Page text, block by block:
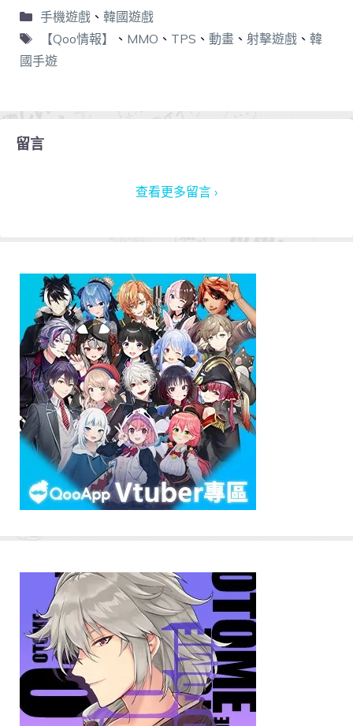
手機遊戲、 韓國遊戲
【Qoo情報】
、 MMO 、 TPS 、 動畫、 射擊遊戲、 韓
國手遊
留言
查看更多留言 ›